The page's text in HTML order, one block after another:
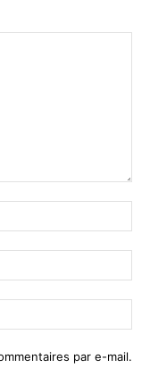
:*
:*
:
par e-mail.